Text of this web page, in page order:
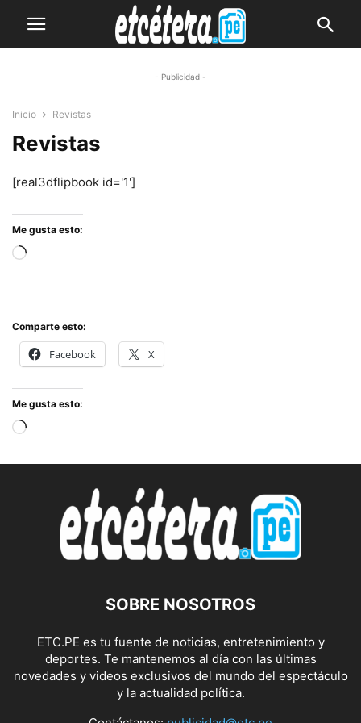
- Publicidad -
Inicio Revistas
Revistas
[real3dflipbook id='1']
Me gusta esto:
Cargando...
Comparte esto:
Facebook X
Me gusta esto:
Cargando...
SOBRE NOSOTROS
ETC.PE es tu fuente de noticias, entretenimiento y
deportes. Te mantenemos al día con las últimas
novedades y videos exclusivos del mundo del espectáculo
y la actualidad política.